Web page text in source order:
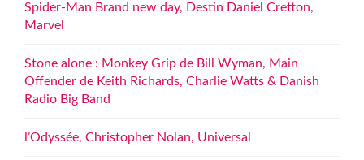
Spider-Man Brand new day, Destin Daniel Cretton,
Marvel
Stone alone : Monkey Grip de Bill Wyman, Main
Offender de Keith Richards, Charlie Watts & Danish
Radio Big Band
l’Odyssée, Christopher Nolan, Universal